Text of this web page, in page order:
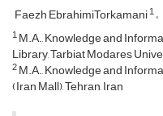
Faezh EbrahimiTorkamani1
1M.A., Knowledge and
Library, Tarbiat Modares
2M.A., Knowledge and
(Iran Mall), Tehran, Iran